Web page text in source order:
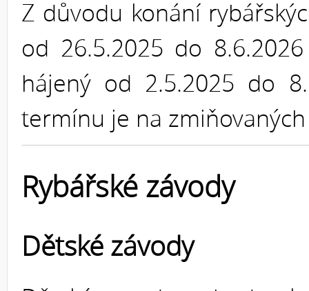
Z důvodu konání
od 26.5.2025 do
hájený od 2.5.2025 do
termínu je na
Rybářské závody
Dětské závody